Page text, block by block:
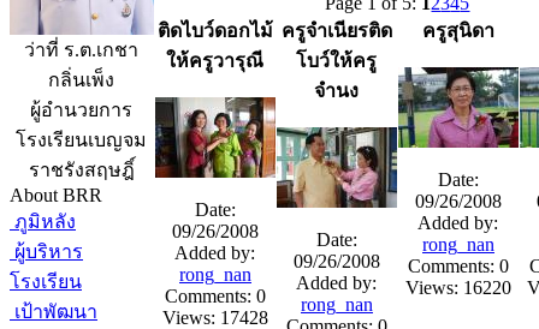
ว่าที่ ร.ต.เกชา
กลิ่นเพ็ง
ผู้อำนวยการ
โรงเรียนเบญจม
ราชรังสฤษฎิ์
About BRR
ภูมิหลัง
ผู้บริหาร
โรงเรียน
เป้าพัฒนา
ติดไบว์ดอกไม้
ให้ครูวารุณี
Date:
09/26/2008
Added by:
rong_nan
Comments: 0
Views: 17428
ครูจำเนียรติด
โบว์ให้ครู
จำนง
Date:
09/26/2008
Added by:
rong_nan
ครูสุนิดา
Date:
09/26/2008
Added by:
rong_nan
Comments: 0
Views: 16220